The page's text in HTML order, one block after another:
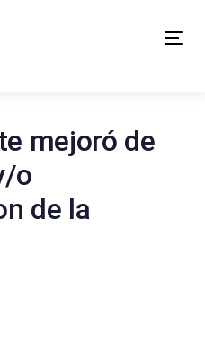
mejoró de
o
de la